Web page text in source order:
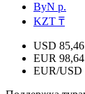
ByN р.
KZT ₸
USD 85,46
EUR 98,64
EUR/USD